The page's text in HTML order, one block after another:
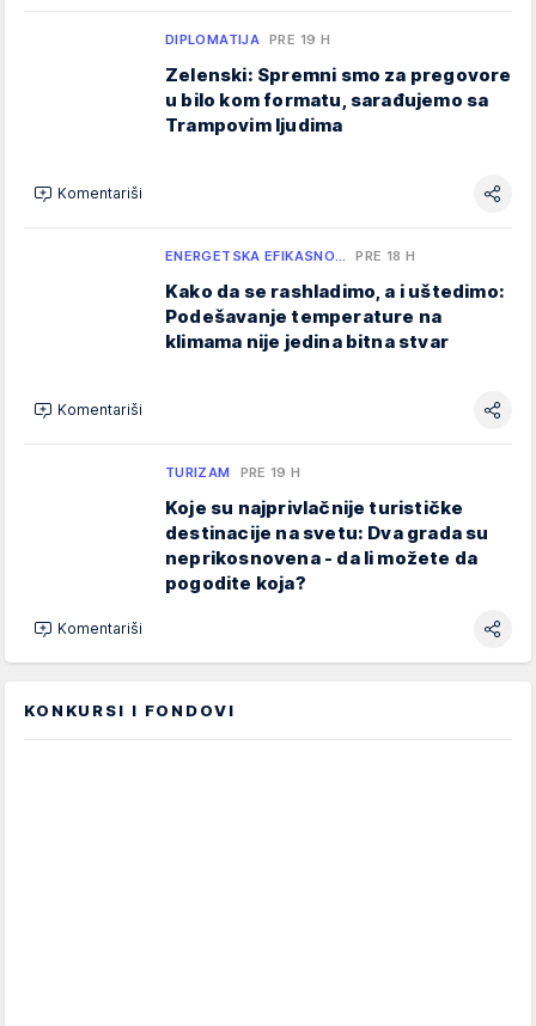
DIPLOMATIJA PRE 19 H
Zelenski: Spremni smo za pregovore
u bilo kom formatu, sarađujemo sa
Trampovim ljudima
Komentariši
ENERGETSKA EFIKASNO… PRE 18 H
Kako da se rashladimo, a i uštedimo:
Podešavanje temperature na
klimama nije jedina bitna stvar
Komentariši
TURIZAM PRE 19 H
Koje su najprivlačnije turističke
destinacije na svetu: Dva grada su
neprikosnovena - da li možete da
pogodite koja?
Komentariši
KONKURSI I FONDOVI